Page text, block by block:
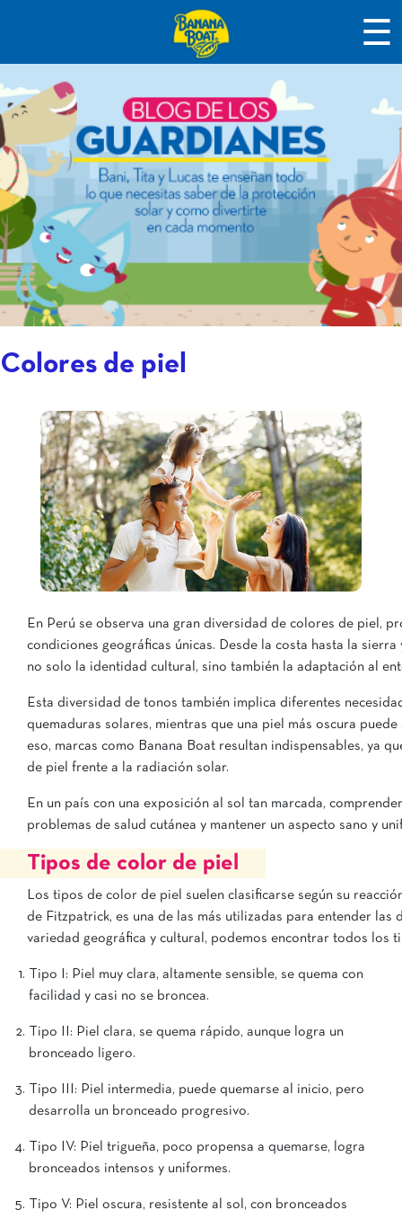
☰
Colores de piel
En Perú se observa una gran diversidad de colores de piel,
condiciones geográficas únicas. Desde la costa hasta la
no solo la identidad cultural, sino también la adaptación al
Esta diversidad de tonos también implica diferentes
quemaduras solares, mientras que una piel más oscura
eso, marcas como Banana Boat resultan indispensables, ya
de piel frente a la radiación solar.
En un país con una exposición al sol tan marcada,
problemas de salud cutánea y mantener un aspecto sano y
Tipos de color de piel
Los tipos de color de piel suelen clasificarse según su
de Fitzpatrick, es una de las más utilizadas para entender las
variedad geográfica y cultural, podemos encontrar todos los
Tipo I: Piel muy clara, altamente sensible, se quema con
facilidad y casi no se broncea.
Tipo II: Piel clara, se quema rápido, aunque logra un
bronceado ligero.
Tipo III: Piel intermedia, puede quemarse al inicio, pero
desarrolla un bronceado progresivo.
Tipo IV: Piel trigueña, poco propensa a quemarse, logra
bronceados intensos y uniformes.
Tipo V: Piel oscura, resistente al sol, con bronceados